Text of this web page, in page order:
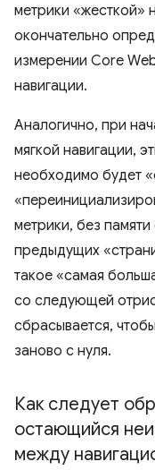
метрики «жесткой»
окончательно
измерении Core
навигации.
Аналогично, при
мягкой навигации,
необходимо будет
метрики, без
предыдущих
такое «самая
со следующей
сбрасывается,
заново с нуля.
Как следует
остающийся
между